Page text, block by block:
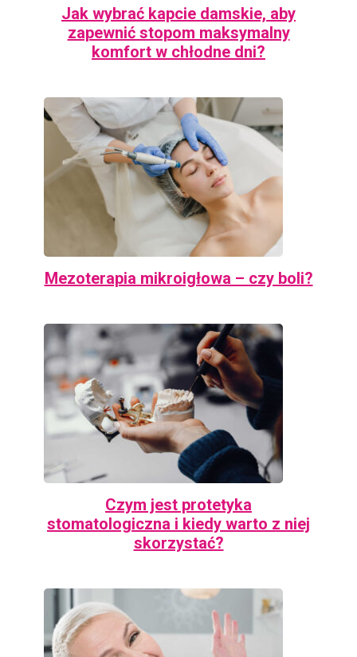
Jak wybrać kapcie damskie, aby
zapewnić stopom maksymalny
komfort w chłodne dni?
Mezoterapia mikroigłowa – czy boli?
Czym jest protetyka
stomatologiczna i kiedy warto z niej
skorzystać?